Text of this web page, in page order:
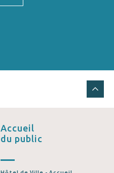
Accueil
du public